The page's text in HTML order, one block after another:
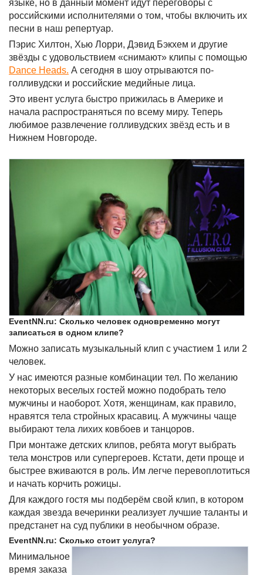
языке, но в данный момент идут переговоры с
российскими исполнителями о том, чтобы включить их
песни в наш репертуар.
Пэрис Хилтон, Хью Лорри, Дэвид Бэкхем и другие
звёзды с удовольствием «снимают» клипы с помощью
Dance Heads. А сегодня в шоу отрываются по-
голливудски и российские медийные лица.
Это ивент услуга быстро прижилась в Америке и
начала распространяться по всему миру. Теперь
любимое развлечение голливудских звёзд есть и в
Нижнем Новгороде.
EventNN.ru: Сколько человек одновременно могут
записаться в одном клипе?
Можно записать музыкальный клип с участием 1 или 2
человек.
У нас имеются разные комбинации тел. По желанию
некоторых веселых гостей можно подобрать тело
мужчины и наоборот. Хотя, женщинам, как правило,
нравятся тела стройных красавиц. А мужчины чаще
выбирают тела лихих ковбоев и танцоров.
При монтаже детских клипов, ребята могут выбрать
тела монстров или супергероев. Кстати, дети проще и
быстрее вживаются в роль. Им легче перевоплотиться
и начать корчить рожицы.
Для каждого гостя мы подберём свой клип, в котором
каждая звезда вечеринки реализует лучшие таланты и
предстанет на суд публики в необычном образе.
EventNN.ru: Сколько стоит услуга?
Минимальное
время заказа